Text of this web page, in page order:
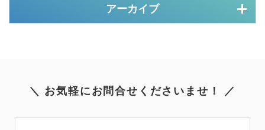
アーカイブ
＼ お気軽にお問合せくださいませ！ ／